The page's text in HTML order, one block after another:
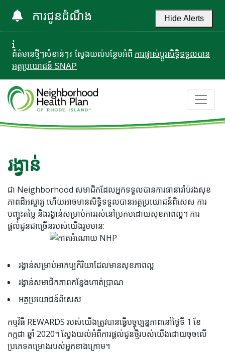
ការជូនដំណឹង Hide Alerts
ព័ត៌មានថ្មីៗសំខាន់ៗ៖ ស្វែងយល់បន្ថែមអំពី ការផ្លាស់ប្តូរសិទ្ធិទទួលបាន
អត្ថប្រយោជន៍ SNAP
រង្វាន់
ជា Neighborhood សមាជិកដែលអ្នកទទួលបានការធានារ៉ាប់រងសុខ
ភាពដ៏អស្ចារ្យ ហើយអាចមានសិទ្ធិទទួលបានអត្ថប្រយោជន៍ពិសេស ការ
បញ្ចុះតម្លៃ និងរង្វាន់សម្រាប់ការរស់នៅប្រកបដោយសុខភាពល្អ។ ការ
ផ្តល់ជូនជាច្រើនរបស់យើងរួមមាន:
រង្វាន់សម្រាប់អាកប្បកិរិយាដែលមានសុខភាពល្អ
រង្វាន់សមាជិកភាពកន្លែងហាត់ប្រាណ
អត្ថប្រយោជន៍ពិសេស
កម្មវិធី REWARDS របស់យើងត្រូវបានធ្វើបច្ចុប្បន្នភាពនៅថ្ងៃទី 1 ខែ
កក្កដា ឆ្នាំ 2020។ ស្វែងយល់អំពីការផ្តល់ជូនថ្មីរបស់យើងដោយចុចលើ
ប្រភេទគម្រោងរបស់អ្នកខាងក្រោម។